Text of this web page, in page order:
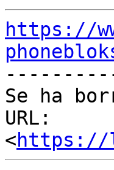
https://
Se ha
URL:
<https://